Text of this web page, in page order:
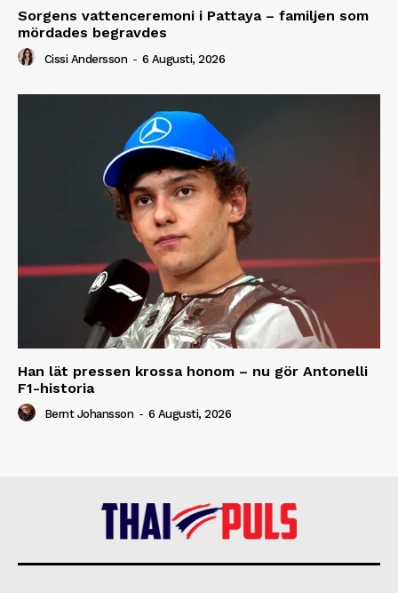
Sorgens vattenceremoni i Pattaya – familjen som
mördades begravdes
Cissi Andersson - 6 Augusti, 2026
Han lät pressen krossa honom – nu gör Antonelli
F1-historia
Bernt Johansson - 6 Augusti, 2026